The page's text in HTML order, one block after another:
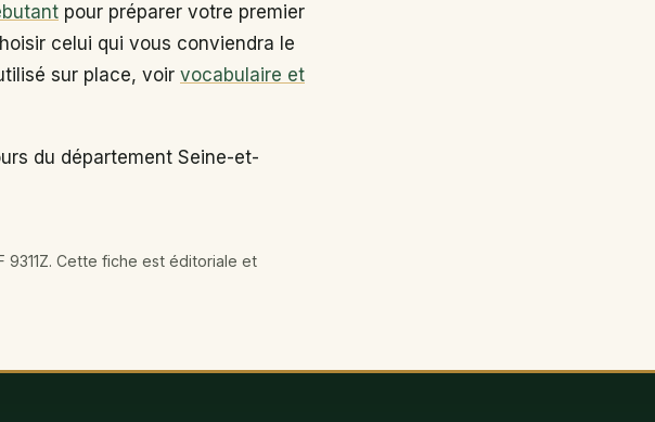
pour préparer votre premier
celui qui vous conviendra le
sur place, voir vocabulaire et
du département Seine-et-
9311Z. Cette fiche est éditoriale et